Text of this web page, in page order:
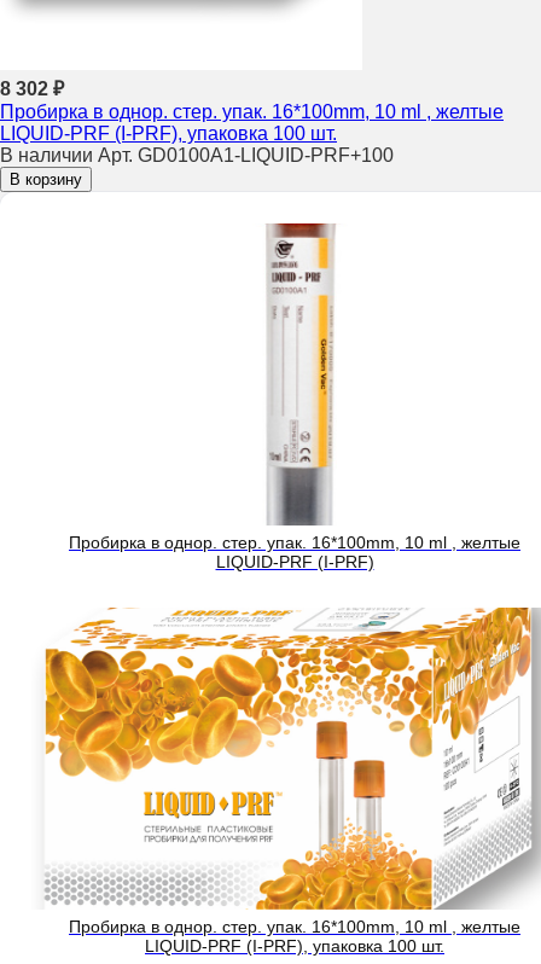
8 302 ₽
Пробирка в однор. стер. упак. 16*100mm, 10 ml , желтые
LIQUID-PRF (I-PRF), упаковка 100 шт.
В наличии Арт. GD0100A1-LIQUID-PRF+100
В корзину
Пробирка в однор. стер. упак. 16*100mm, 10 ml , желтые
LIQUID-PRF (I-PRF)
Пробирка в однор. стер. упак. 16*100mm, 10 ml , желтые
LIQUID-PRF (I-PRF), упаковка 100 шт.